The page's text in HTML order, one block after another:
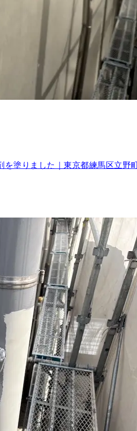
塗りました｜東京都練馬区立野